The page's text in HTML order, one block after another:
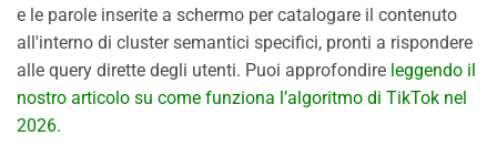
e le parole inserite a schermo per catalogare il contenuto
all'interno di cluster semantici specifici, pronti a rispondere
alle query dirette degli utenti. Puoi approfondire leggendo il
nostro articolo su come funziona l’algoritmo di TikTok nel
2026.